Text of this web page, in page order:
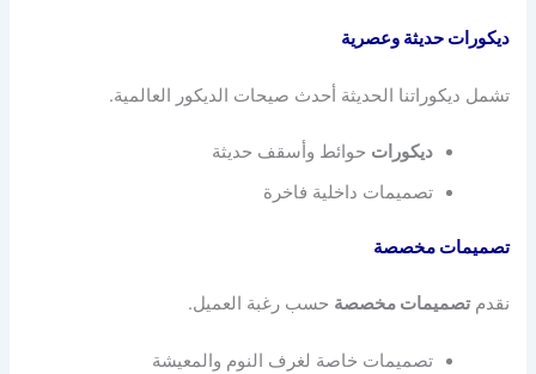
ديكورات حديثة وعصرية
تشمل ديكوراتنا الحديثة أحدث صيحات الديكور العالمية.
ديكورات حوائط وأسقف حديثة
تصميمات داخلية فاخرة
تصميمات مخصصة
نقدمتصميمات مخصصة حسب رغبة العميل.
تصميمات خاصة لغرف النوم والمعيشة